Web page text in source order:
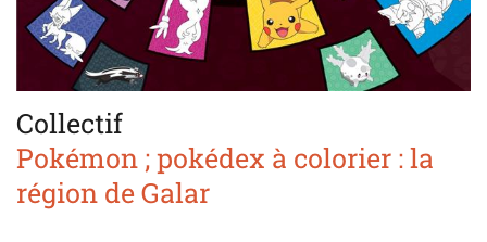
Collectif
Pokémon ; pokédex à colorier : la
région de Galar